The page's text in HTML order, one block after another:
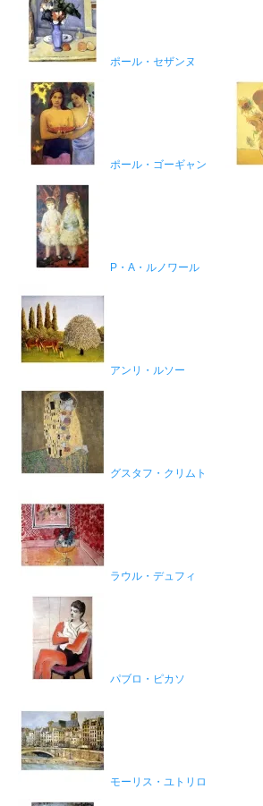
ポール・セザンヌ
ポール・ゴーギャン
P・A・ルノワール
アンリ・ルソー
グスタフ・クリムト
ラウル・デュフィ
パブロ・ピカソ
モーリス・ユトリロ